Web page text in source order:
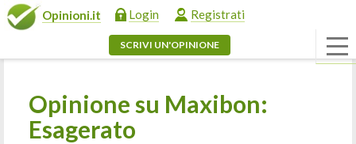
Opinioni.it Login Registrati
SCRIVI UN'OPINIONE
Opinione su Maxibon:
Esagerato